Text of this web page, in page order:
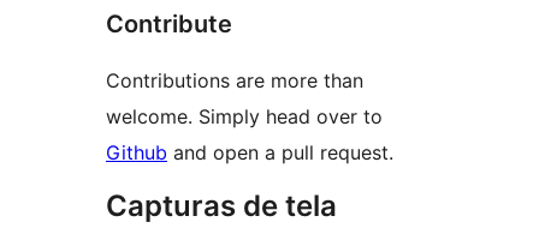
Contribute
Contributions are more than
welcome. Simply head over to
Github and open a pull request.
Capturas de tela